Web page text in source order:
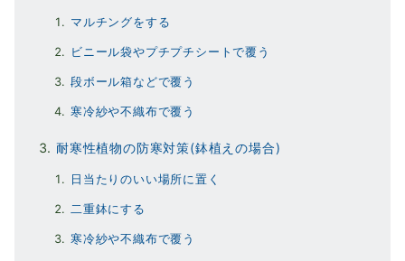
マルチングをする
ビニール袋やプチプチシートで覆う
段ボール箱などで覆う
寒冷紗や不織布で覆う
耐寒性植物の防寒対策(鉢植えの場合)
日当たりのいい場所に置く
二重鉢にする
寒冷紗や不織布で覆う